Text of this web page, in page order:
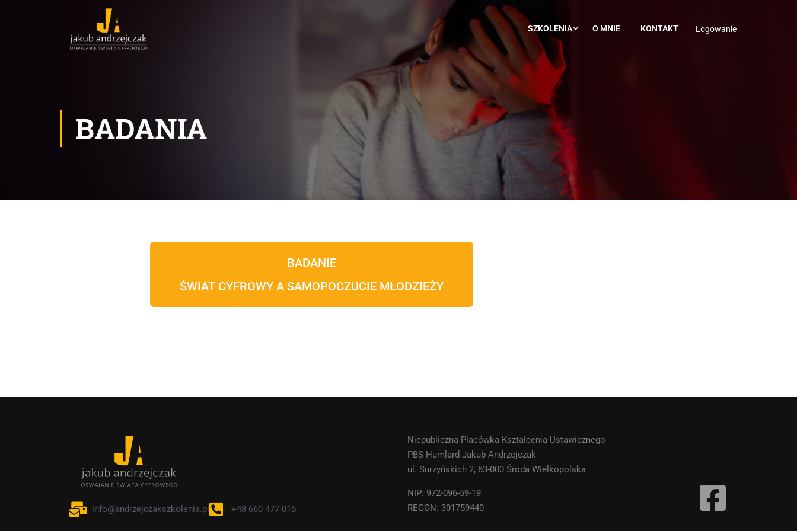
SZKOLENIA O MNIE KONTAKT Logowanie
BADANIA
BADANIE
ŚWIAT CYFROWY A SAMOPOCZUCIE MŁODZIEŻY
info@andrzejczakszkolenia.pl +48 660 477 015
Niepubliczna Placówka Kształcenia Ustawicznego
PBS Humlard Jakub Andrzejczak
ul. Surzyńskich 2, 63-000 Środa Wielkopolska
NIP: 972-096-59-19
REGON: 301759440